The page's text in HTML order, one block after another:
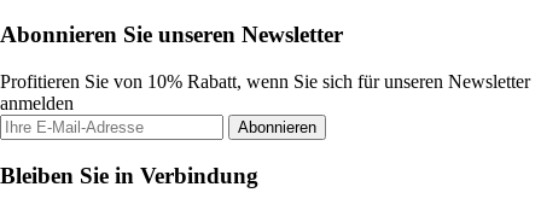
Abonnieren Sie unseren Newsletter
Profitieren Sie von 10% Rabatt, wenn Sie sich für unseren Newsletter
anmelden
Abonnieren
Bleiben Sie in Verbindung